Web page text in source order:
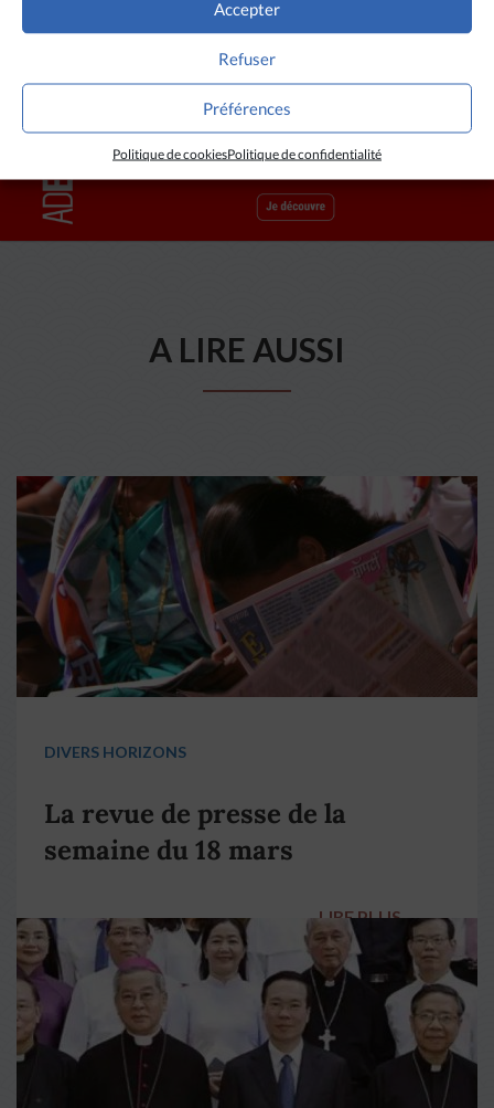
Accepter
Refuser
Préférences
Politique de cookiesPolitique de confidentialité
A LIRE AUSSI
DIVERS HORIZONS
La revue de presse de la
semaine du 18 mars
LIRE PLUS →